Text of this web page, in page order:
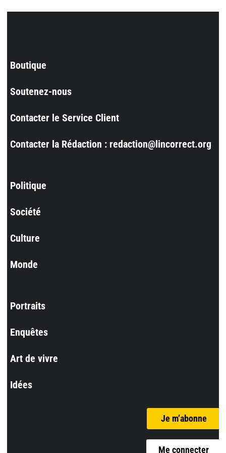
Boutique
Soutenez-nous
Contacter le Service Client
Contacter la Rédaction : redaction@lincorrect.org
Politique
Société
Culture
Monde
Portraits
Enquêtes
Art de vivre
Idées
Je m’abonne
Me connecter